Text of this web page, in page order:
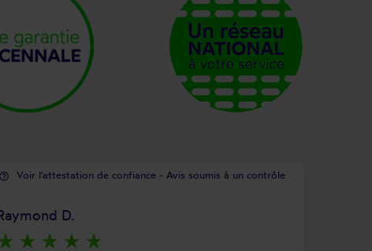
help_outline Voir l'attestation de confiance - Avis soumis à un contrôle
D.
star_rate star_rate star_rate star_rate